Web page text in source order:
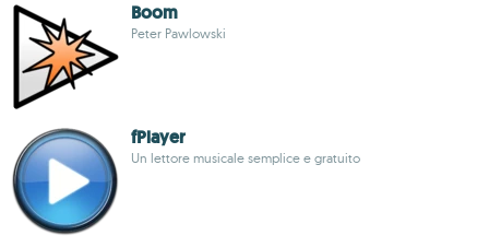
Boom
Peter Pawlowski
fPlayer
Un lettore musicale semplice e gratuito